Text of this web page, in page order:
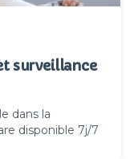
surveillance
dans la
disponible 7j/7